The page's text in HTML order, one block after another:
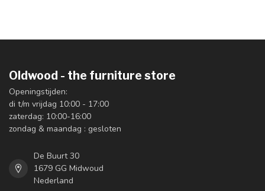
Oldwood - the furniture store
Openingstijden:
di t/m vrijdag 10:00 - 17:00
zaterdag: 10:00-16:00
zondag & maandag : gesloten
De Buurt 30
1679 GG Midwoud
Nederland